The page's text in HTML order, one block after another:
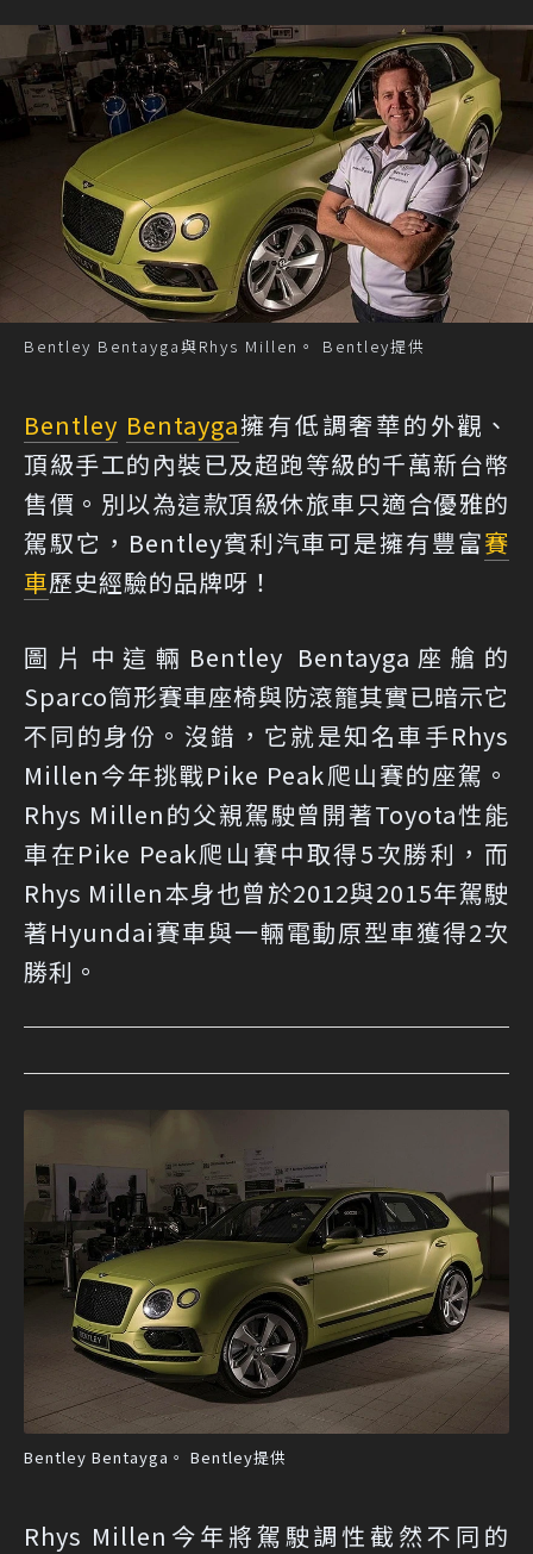
Bentley Bentayga與Rhys Millen。 Bentley提供
Bentley Bentayga擁有低調奢華的外觀、
頂級手工的內裝已及超跑等級的千萬新台幣
售價。別以為這款頂級休旅車只適合優雅的
駕馭它，Bentley賓利汽車可是擁有豐富賽
車歷史經驗的品牌呀！
圖片中這輛Bentley Bentayga座艙的
Sparco筒形賽車座椅與防滾籠其實已暗示它
不同的身份。沒錯，它就是知名車手Rhys
Millen今年挑戰Pike Peak爬山賽的座駕。
Rhys Millen的父親駕駛曾開著Toyota性能
車在Pike Peak爬山賽中取得5次勝利，而
Rhys Millen本身也曾於2012與2015年駕駛
著Hyundai賽車與一輛電動原型車獲得2次
勝利。
Bentley Bentayga。 Bentley提供
Rhys Millen今年將駕駛調性截然不同的